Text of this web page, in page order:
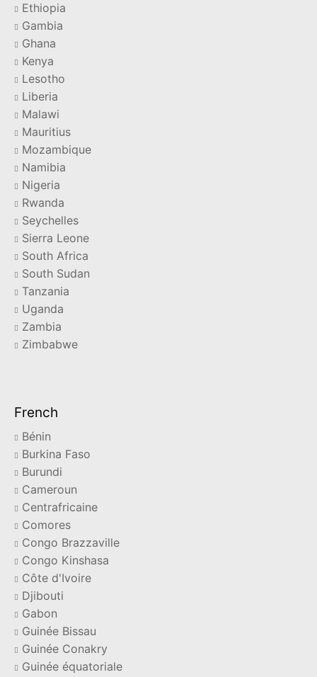
Ethiopia
Gambia
Ghana
Kenya
Lesotho
Liberia
Malawi
Mauritius
Mozambique
Namibia
Nigeria
Rwanda
Seychelles
Sierra Leone
South Africa
South Sudan
Tanzania
Uganda
Zambia
Zimbabwe
French
Bénin
Burkina Faso
Burundi
Cameroun
Centrafricaine
Comores
Congo Brazzaville
Congo Kinshasa
Côte d'Ivoire
Djibouti
Gabon
Guinée Bissau
Guinée Conakry
Guinée équatoriale